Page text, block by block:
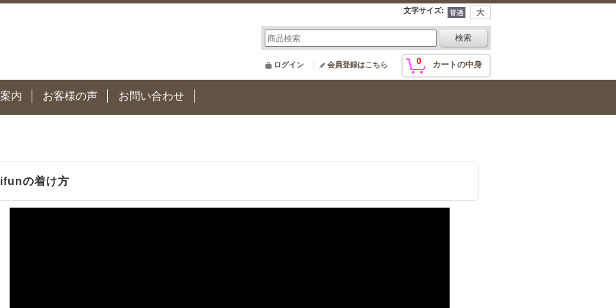
文字サイズ:
0 カートの中身
ログイン 会員登録はこちら
内 お客様の声 お問い合わせ
の着け方